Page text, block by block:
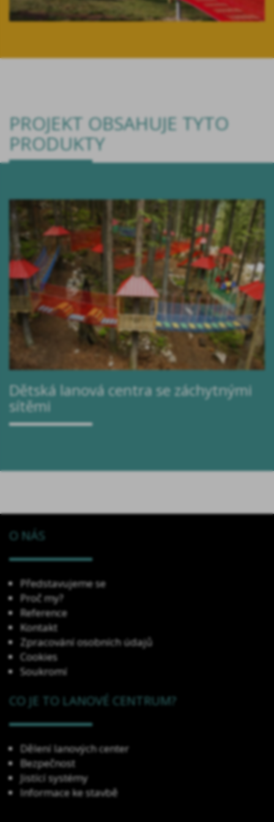
PROJEKT OBSAHUJE TYTO
PRODUKTY
Dětská lanová centra se záchytnými
sítěmi
O NÁS
Představujeme se
Proč my?
Reference
Kontakt
Zpracování osobních údajů
Cookies
Soukromí
CO JE TO LANOVÉ CENTRUM?
Dělení lanových center
Bezpečnost
Jistící systémy
Informace ke stavbě